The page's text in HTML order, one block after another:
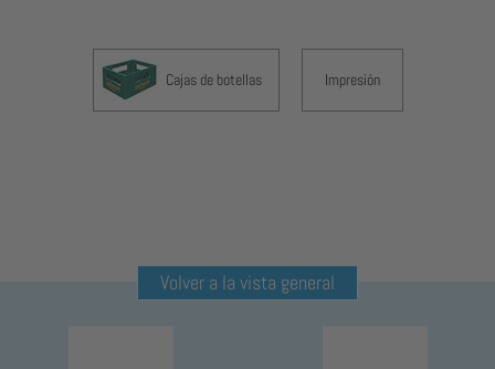
Cajas de botellas Impresión
Volver a la vista general